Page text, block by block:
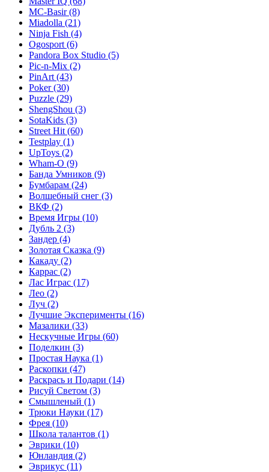
MC-Basir(8)
Miadolla (21)
Ninja Fish (4)
Ogosport (6)
Pandora Box Studio (5)
Pic-n-Mix (2)
PinArt (43)
Poker(30)
Puzzle (29)
ShengShou (3)
SotaKids (3)
Street Hit (60)
Testplay (1)
UpToys (2)
Wham-O (9)
Банда Умников (9)
Бумбарам (24)
Волшебный снег (3)
ВКФ (2)
Время Игры (10)
Дубль 2 (3)
Зандер (4)
Золотая Сказка (9)
Какаду (2)
Каррас (2)
Лас Играс (17)
Лео (2)
Луч (2)
Лучшие Эксперименты (16)
Мазалики (33)
Нескучные Игры (60)
Поделкин (3)
Простая Наука (1)
Раскопки (47)
Раскрась и Подари (14)
Рисуй Светом (3)
Смышленый (1)
Трюки Науки (17)
Фрея (10)
Школа талантов (1)
Эврики (10)
Юнландия (2)
Эврикус (11)